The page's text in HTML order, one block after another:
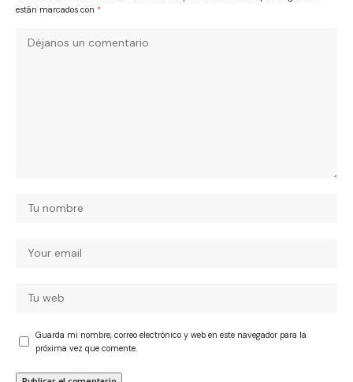
están marcados con *
Guarda mi nombre, correo electrónico y web en este navegador para la
próxima vez que comente.